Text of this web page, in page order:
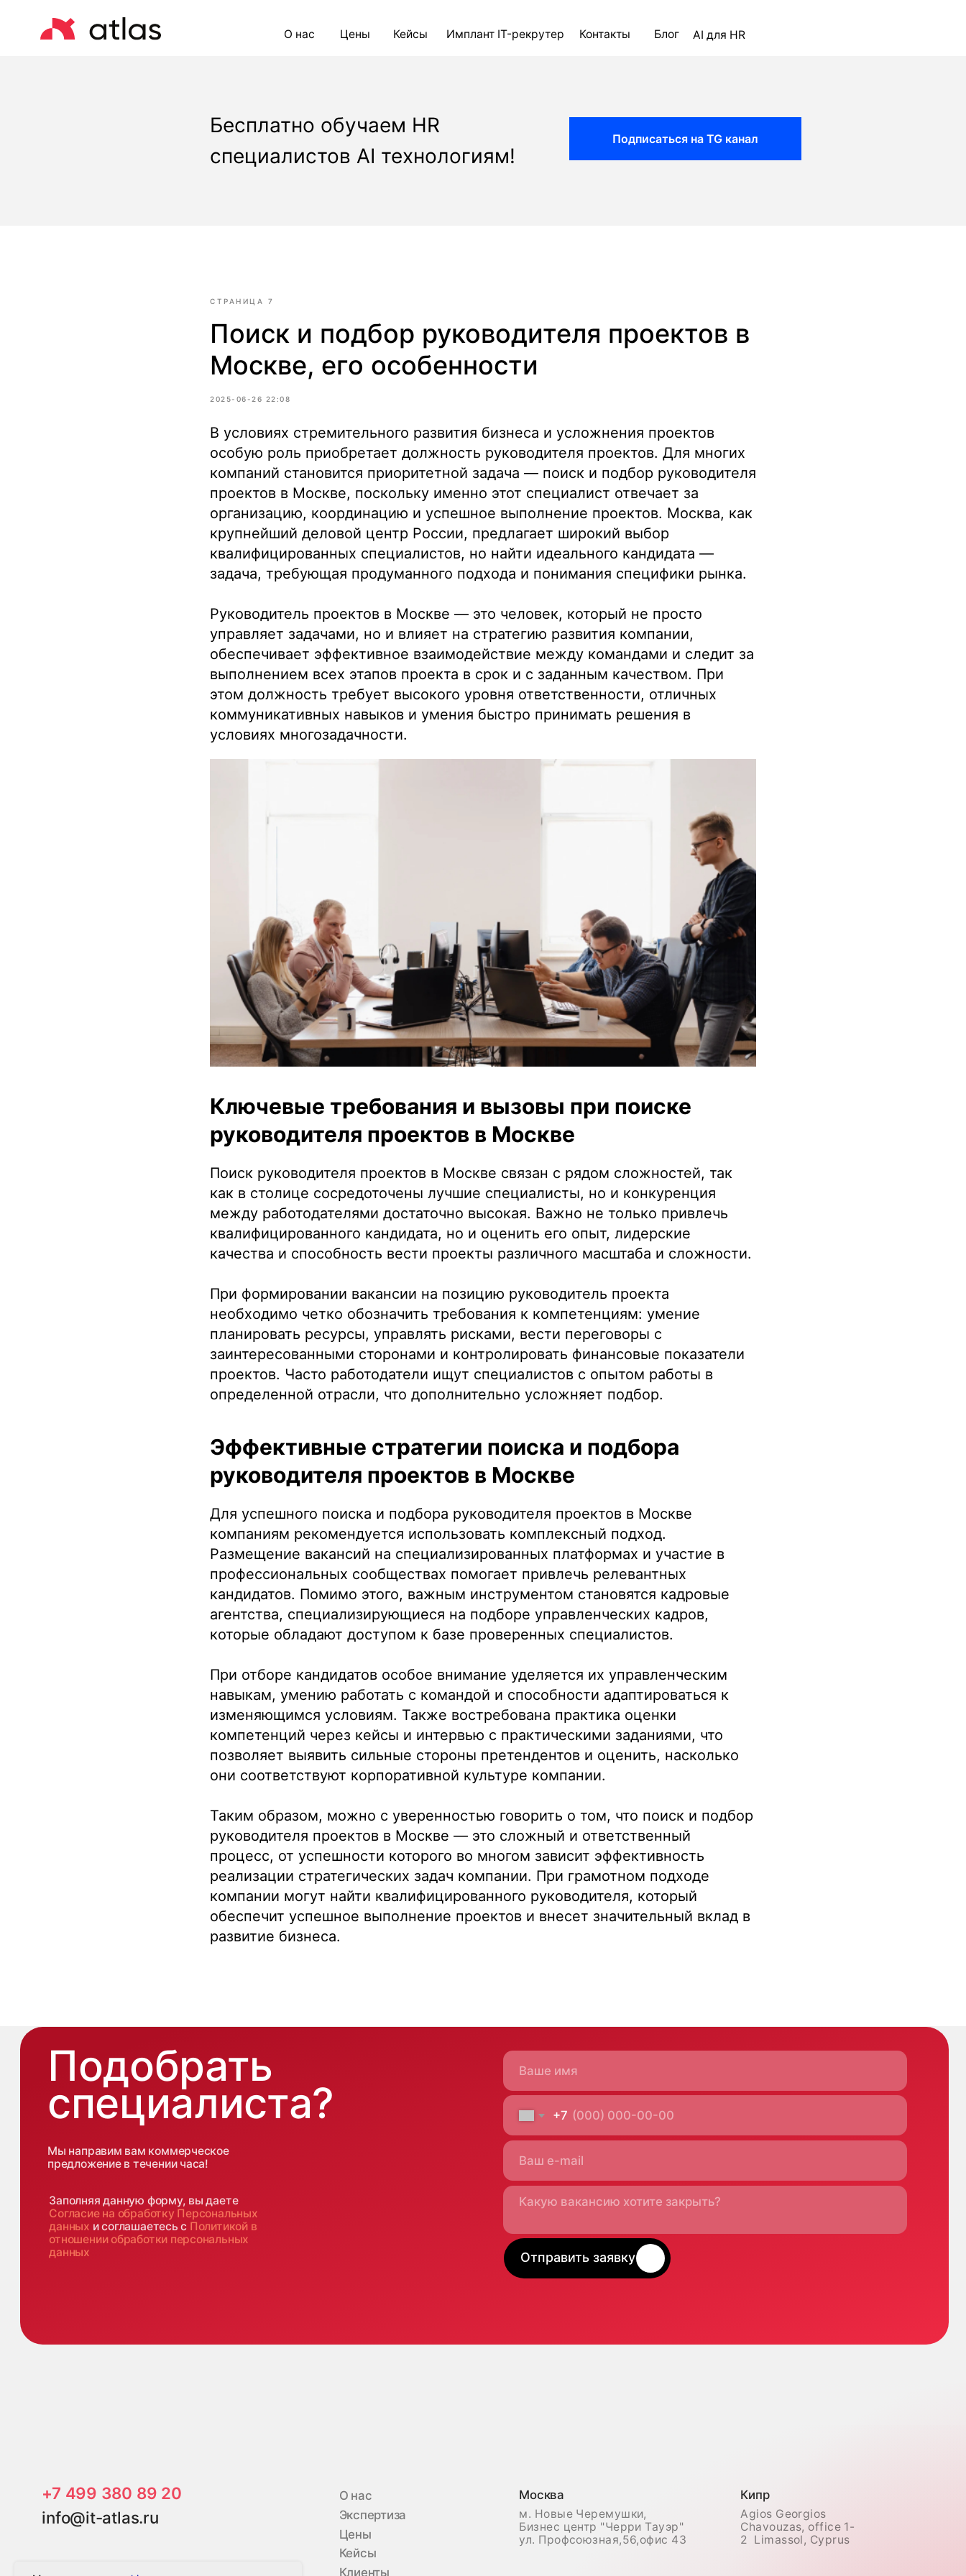
Цены Контакты Блог AI для HR
Кейсы Имплант IT-рекрутер
Бесплатно обучаем HR
специалистов AI технологиям!
Подписаться на TG канал
СТРАНИЦА 7
Поиск и подбор руководителя проектов в
Москве, его особенности
2025-06-26 22:08
В условиях стремительного развития бизнеса и усложнения проектов
особую роль приобретает должность руководителя проектов. Для многих
компаний становится приоритетной задача — поиск и подбор руководителя
проектов в Москве, поскольку именно этот специалист отвечает за
организацию, координацию и успешное выполнение проектов. Москва, как
крупнейший деловой центр России, предлагает широкий выбор
квалифицированных специалистов, но найти идеального кандидата —
задача, требующая продуманного подхода и понимания специфики рынка.
Руководитель проектов в Москве — это человек, который не просто
управляет задачами, но и влияет на стратегию развития компании,
обеспечивает эффективное взаимодействие между командами и следит за
выполнением всех этапов проекта в срок и с заданным качеством. При
этом должность требует высокого уровня ответственности, отличных
коммуникативных навыков и умения быстро принимать решения в
условиях многозадачности.
Ключевые требования и вызовы при поиске
руководителя проектов в Москве
Поиск руководителя проектов в Москве связан с рядом сложностей, так
как в столице сосредоточены лучшие специалисты, но и конкуренция
между работодателями достаточно высокая. Важно не только привлечь
квалифицированного кандидата, но и оценить его опыт, лидерские
качества и способность вести проекты различного масштаба и сложности.
При формировании вакансии на позицию руководитель проекта
необходимо четко обозначить требования к компетенциям: умение
планировать ресурсы, управлять рисками, вести переговоры с
заинтересованными сторонами и контролировать финансовые показатели
проектов. Часто работодатели ищут специалистов с опытом работы в
определенной отрасли, что дополнительно усложняет подбор.
Эффективные стратегии поиска и подбора
руководителя проектов в Москве
Для успешного поиска и подбора руководителя проектов в Москве
компаниям рекомендуется использовать комплексный подход.
Размещение вакансий на специализированных платформах и участие в
профессиональных сообществах помогает привлечь релевантных
кандидатов. Помимо этого, важным инструментом становятся кадровые
агентства, специализирующиеся на подборе управленческих кадров,
которые обладают доступом к базе проверенных специалистов.
При отборе кандидатов особое внимание уделяется их управленческим
навыкам, умению работать с командой и способности адаптироваться к
изменяющимся условиям. Также востребована практика оценки
компетенций через кейсы и интервью с практическими заданиями, что
позволяет выявить сильные стороны претендентов и оценить, насколько
они соответствуют корпоративной культуре компании.
Таким образом, можно с уверенностью говорить о том, что поиск и подбор
руководителя проектов в Москве — это сложный и ответственный
процесс, от успешности которого во многом зависит эффективность
реализации стратегических задач компании. При грамотном подходе
компании могут найти квалифицированного руководителя, который
обеспечит успешное выполнение проектов и внесет значительный вклад в
развитие бизнеса.
Подобрать
специалиста?
Москва
м. Новые Черемушки,
Бизнес центр "Черри Тауэр"
ул. Профсоюзная,56,офис 43
Agios Georgios
Chavouzas, office 1-
2 Limassol, Cyprus
+7 499 380 89 20
info@it-atlas.ru